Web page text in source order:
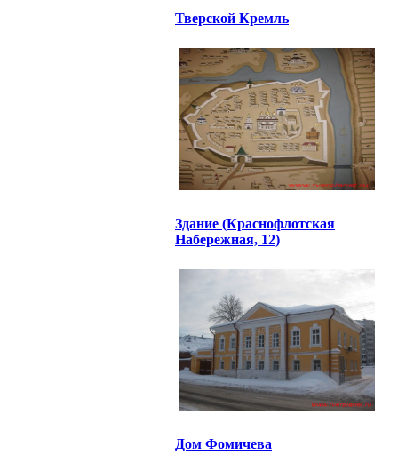
Тверской Кремль
Здание (Краснофлотская
Набережная, 12)
Дом Фомичева